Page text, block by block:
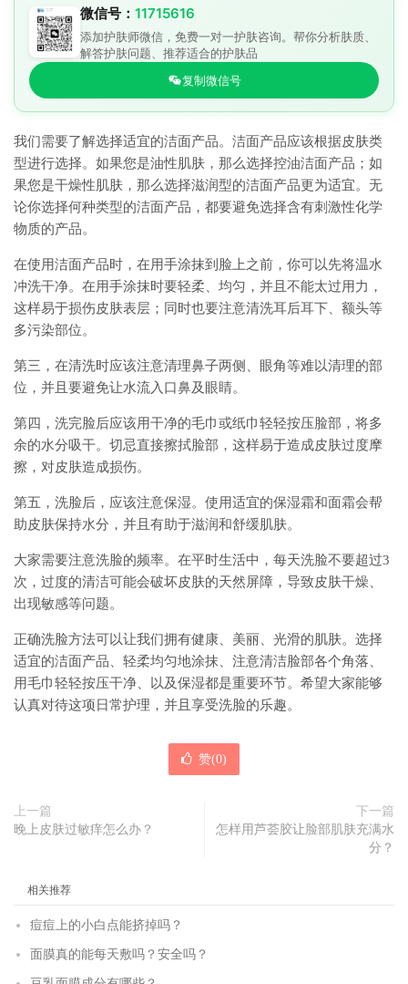
微信号： 11715616
添加护肤师微信，免费一对一护肤咨询。帮你分析肤质、
解答护肤问题、推荐适合的护肤品
复制微信号
我们需要了解选择适宜的洁面产品。洁面产品应该根据皮肤类
型进行选择。如果您是油性肌肤，那么选择控油洁面产品；如
果您是干燥性肌肤，那么选择滋润型的洁面产品更为适宜。无
论你选择何种类型的洁面产品，都要避免选择含有刺激性化学
物质的产品。
在使用洁面产品时，在用手涂抹到脸上之前，你可以先将温水
冲洗干净。在用手涂抹时要轻柔、均匀，并且不能太过用力，
这样易于损伤皮肤表层；同时也要注意清洗耳后耳下、额头等
多污染部位。
第三，在清洗时应该注意清理鼻子两侧、眼角等难以清理的部
位，并且要避免让水流入口鼻及眼睛。
第四，洗完脸后应该用干净的毛巾或纸巾轻轻按压脸部，将多
余的水分吸干。切忌直接擦拭脸部，这样易于造成皮肤过度摩
擦，对皮肤造成损伤。
第五，洗脸后，应该注意保湿。使用适宜的保湿霜和面霜会帮
助皮肤保持水分，并且有助于滋润和舒缓肌肤。
大家需要注意洗脸的频率。在平时生活中，每天洗脸不要超过3
次，过度的清洁可能会破坏皮肤的天然屏障，导致皮肤干燥、
出现敏感等问题。
正确洗脸方法可以让我们拥有健康、美丽、光滑的肌肤。选择
适宜的洁面产品、轻柔均匀地涂抹、注意清洁脸部各个角落、
用毛巾轻轻按压干净、以及保湿都是重要环节。希望大家能够
认真对待这项日常护理，并且享受洗脸的乐趣。
赞(0)
上一篇
晚上皮肤过敏痒怎么办？
下一篇
怎样用芦荟胶让脸部肌肤充满水
分？
相关推荐
痘痘上的小白点能挤掉吗？
面膜真的能每天敷吗？安全吗？